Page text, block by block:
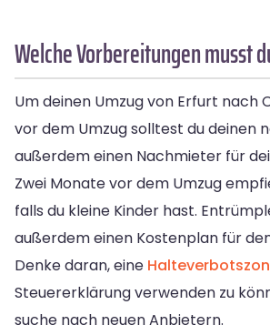
Welche Vorbereitungen musst
Um deinen Umzug von Erfurt
vor dem Umzug solltest du deinen
außerdem einen Nachmieter für
Zwei Monate vor dem Umzug
falls du kleine Kinder hast.
außerdem einen Kostenplan für
Denke daran, eine
Steuererklärung verwenden zu
suche nach neuen Anbietern.